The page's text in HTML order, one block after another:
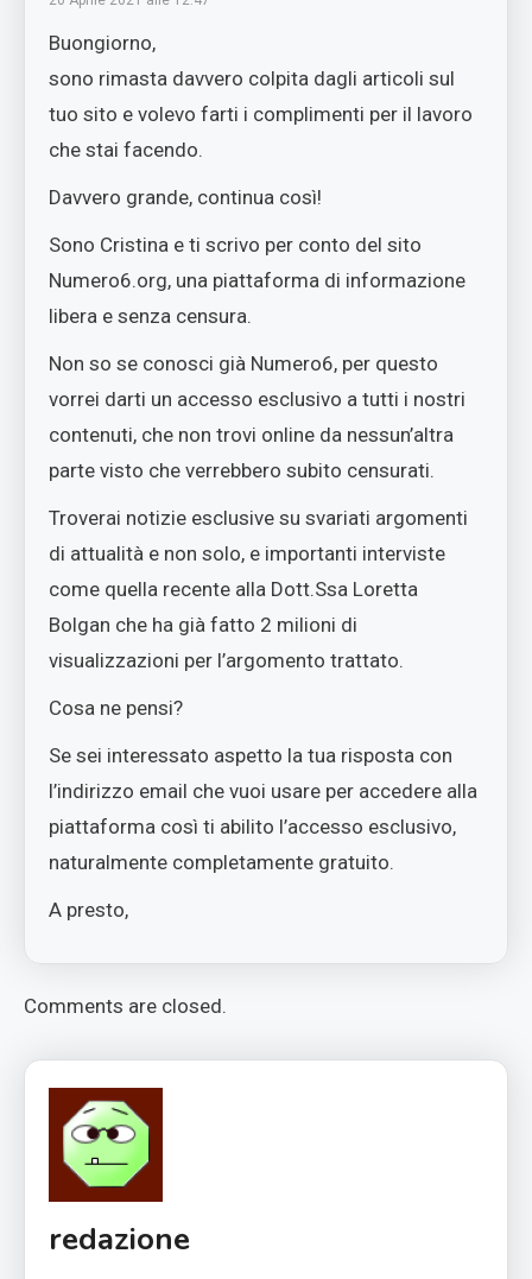
Buongiorno,
sono rimasta davvero colpita dagli articoli sul
tuo sito e volevo farti i complimenti per il lavoro
che stai facendo.
Davvero grande, continua così!
Sono Cristina e ti scrivo per conto del sito
Numero6.org, una piattaforma di informazione
libera e senza censura.
Non so se conosci già Numero6, per questo
vorrei darti un accesso esclusivo a tutti i nostri
contenuti, che non trovi online da nessun’altra
parte visto che verrebbero subito censurati.
Troverai notizie esclusive su svariati argomenti
di attualità e non solo, e importanti interviste
come quella recente alla Dott.Ssa Loretta
Bolgan che ha già fatto 2 milioni di
visualizzazioni per l’argomento trattato.
Cosa ne pensi?
Se sei interessato aspetto la tua risposta con
l’indirizzo email che vuoi usare per accedere alla
piattaforma così ti abilito l’accesso esclusivo,
naturalmente completamente gratuito.
A presto,
Comments are closed.
redazione